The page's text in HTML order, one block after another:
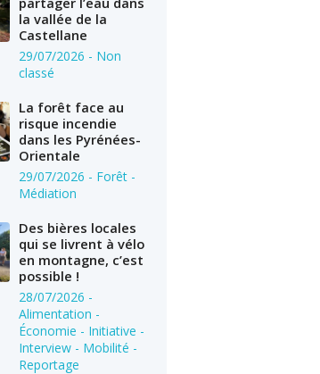
la vallée de la
Castellane
29/07/2026 - Non
classé
La forêt face au
risque incendie
dans les Pyrénées-
Orientale
29/07/2026 - Forêt -
Médiation
Des bières locales
qui se livrent à vélo
en montagne, c’est
possible !
28/07/2026 -
Alimentation -
Économie - Initiative -
Interview - Mobilité -
Reportage